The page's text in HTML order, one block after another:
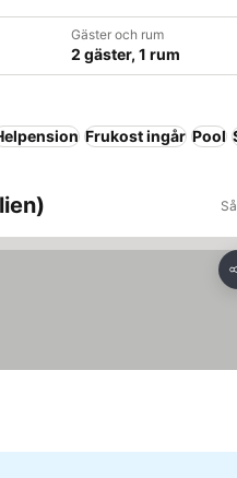
Gäster och rum
2 gäster, 1 rum
Frukost ingår Pool